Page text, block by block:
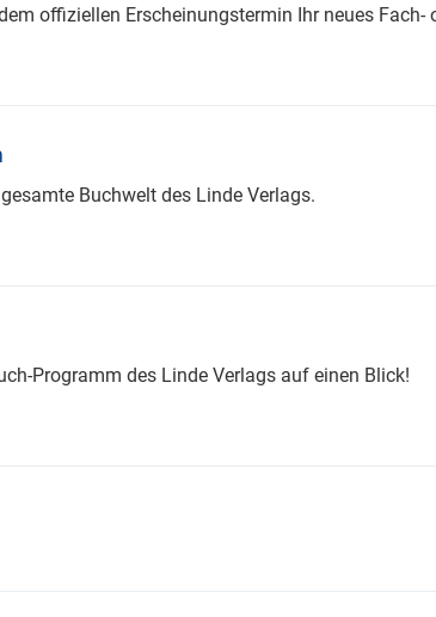
offiziellen Erscheinungstermin Ihr neues
Buchwelt des Linde Verlags.
Programm des Linde Verlags auf einen Blick!